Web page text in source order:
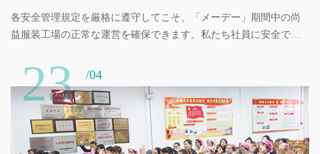
各安全管理規定を厳格に遵守してこそ、「メーデー」期間中の尚
益服装工場の正常な運営を確保できます。私たち社員に安全で安
23/04